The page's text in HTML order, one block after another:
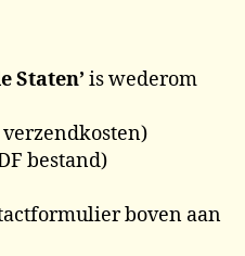
Staten’ is wederom
bestand)
boven aan